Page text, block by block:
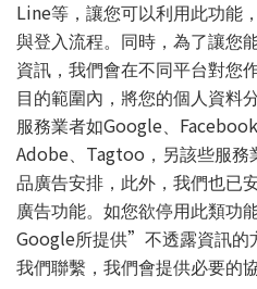
Line等，讓您可以利用此功能
與登入流程。同時，為了讓您
資訊，我們會在不同平台對您
目的範圍內，將您的個人資料
服務業者如Google Facebook
Adobe Tagtoo ，另該些服
品廣告安排，此外，我們也已
廣告功能。如您欲停用此類功
Google所提供” 不透露資訊的
我們聯繫，我們會提供必要的協